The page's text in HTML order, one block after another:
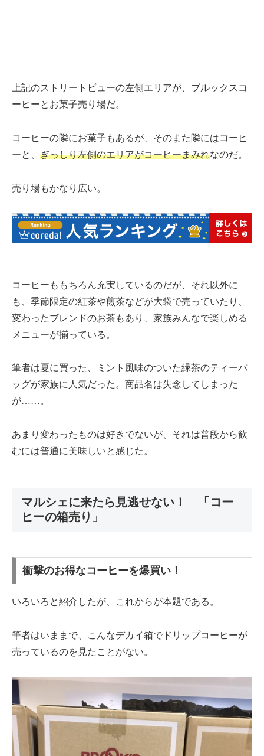
上記のストリートビューの左側エリアが、ブルックスコ
ーヒーとお菓子売り場だ。
コーヒーの隣にお菓子もあるが、そのまた隣にはコーヒ
ーと、 ぎっしり左側のエリアがコーヒーまみれなのだ。
売り場もかなり広い。
コーヒーももちろん充実しているのだが、それ以外に
も、季節限定の紅茶や煎茶などが大袋で売っていたり、
変わったブレンドのお茶もあり、家族みんなで楽しめる
メニューが揃っている。
筆者は夏に買った、ミント風味のついた緑茶のティーバ
ッグが家族に人気だった。商品名は失念してしまった
が……。
あまり変わったものは好きでないが、それは普段から飲
むには普通に美味しいと感じた。
マルシェに来たら見逃せない！ 「コー
ヒーの箱売り」
衝撃のお得なコーヒーを爆買い！
いろいろと紹介したが、これからが本題である。
筆者はいままで、こんなデカイ箱でドリップコーヒーが
売っているのを見たことがない。